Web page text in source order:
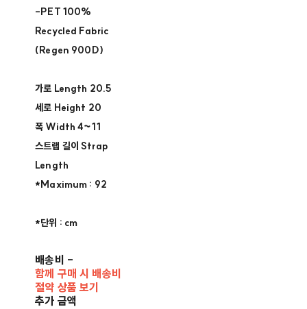
-PET 100%
Recycled Fabric
(Regen 900D)
가로 Length 20.5​
세로 Height 20​
폭 Width 4~11​
스트랩 길이 Strap
Length ​
*Maximum : 92 ​
*단위 : cm
배송비 -
함께 구매 시 배송비
절약 상품 보기
추가 금액